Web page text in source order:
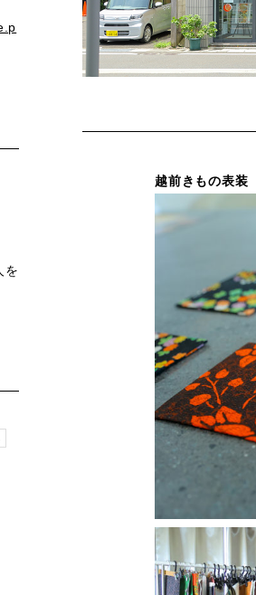
を
越前きもの表装